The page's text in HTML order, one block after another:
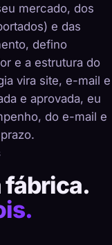
mercado, dos
e das
defino
e a estrutura do
vira site, e-mail e
e aprovada, eu
do e-mail e
fábrica.